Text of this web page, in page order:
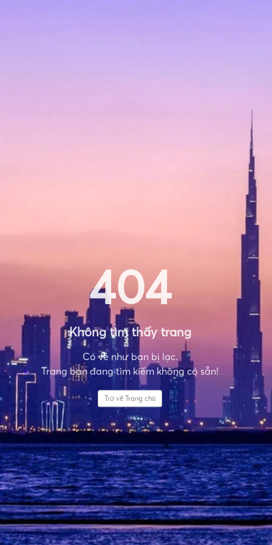
404
Không tìm thấy trang
Có vẻ như bạn bị lạc.
Trang bạn đang tìm kiếm không có sẵn!
Trở về Trang chủ